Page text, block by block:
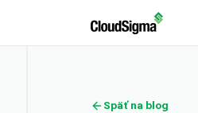
Späť na blog